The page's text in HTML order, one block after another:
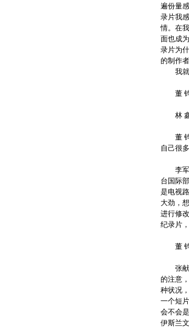
遍份量
录片我
情。在
面也成
录片为
的制作
我就
董 钧
林 鑫
董 钧
自己很
李军虎
台国际
是电视
大劲，
进行修
纪录片
董 钧
张献民
的注意
种状况
一个短
会不会
伊斯兰